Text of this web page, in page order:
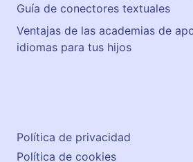
Guía de conectores textuales
Ventajas de las academias de
idiomas para tus hijos
Política de privacidad
Política de cookies